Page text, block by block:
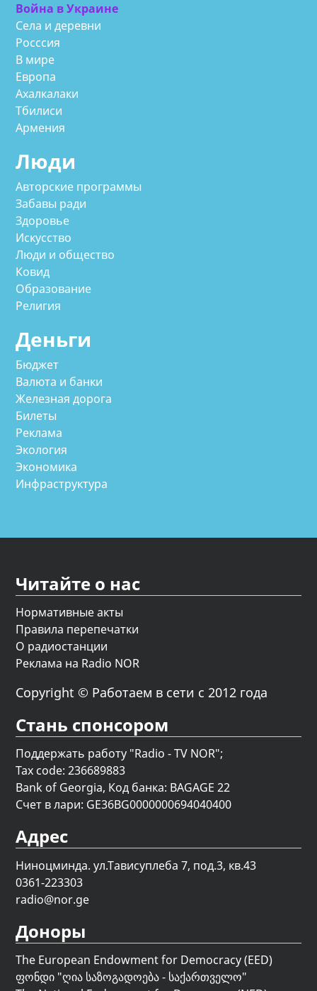
Война в Украине
Села и деревни
Росссия
В мире
Европа
Ахалкалаки
Тбилиси
Армения
Люди
Авторские программы
Забавы ради
Здоровье
Искусство
Люди и общество
Ковид
Образование
Религия
Деньги
Бюджет
Валюта и банки
Железная дорога
Билеты
Реклама
Экология
Экономика
Инфраструктура
Читайте о нас
Нормативные акты
Правила перепечатки
О радиостанции
Реклама на Radio NOR
Copyright © Работаем в сети с 2012 года
Стань спонсором
Поддержать работу "Radio - TV NOR";
Tax code: 236689883
Bank of Georgia, Код банка: BAGAGE 22
Счет в лари: GE36BG0000000694040400
Адрес
Ниноцминда. ул.Тависуплеба 7, под.3, кв.43
0361-223303
radio@nor.ge
Доноры
The European Endowment for Democracy (EED)
ფონდი "ღია საზოგადოება - საქართველო"